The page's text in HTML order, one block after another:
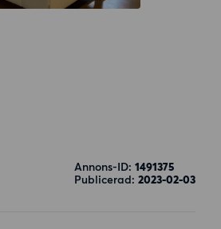
Annons-ID: 1491375
Publicerad: 2023-02-03